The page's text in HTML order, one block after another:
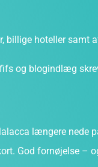
hoteller samt
og blogindlæg
længere nede
God fornøjelse –